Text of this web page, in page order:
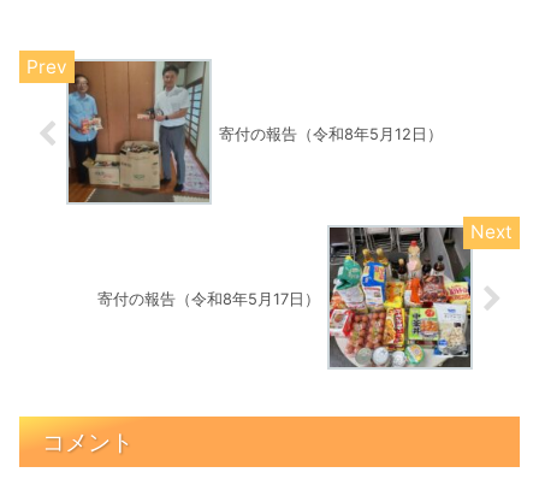
寄付の報告（令和8年5月12日）
寄付の報告（令和8年5月17日）
コメント